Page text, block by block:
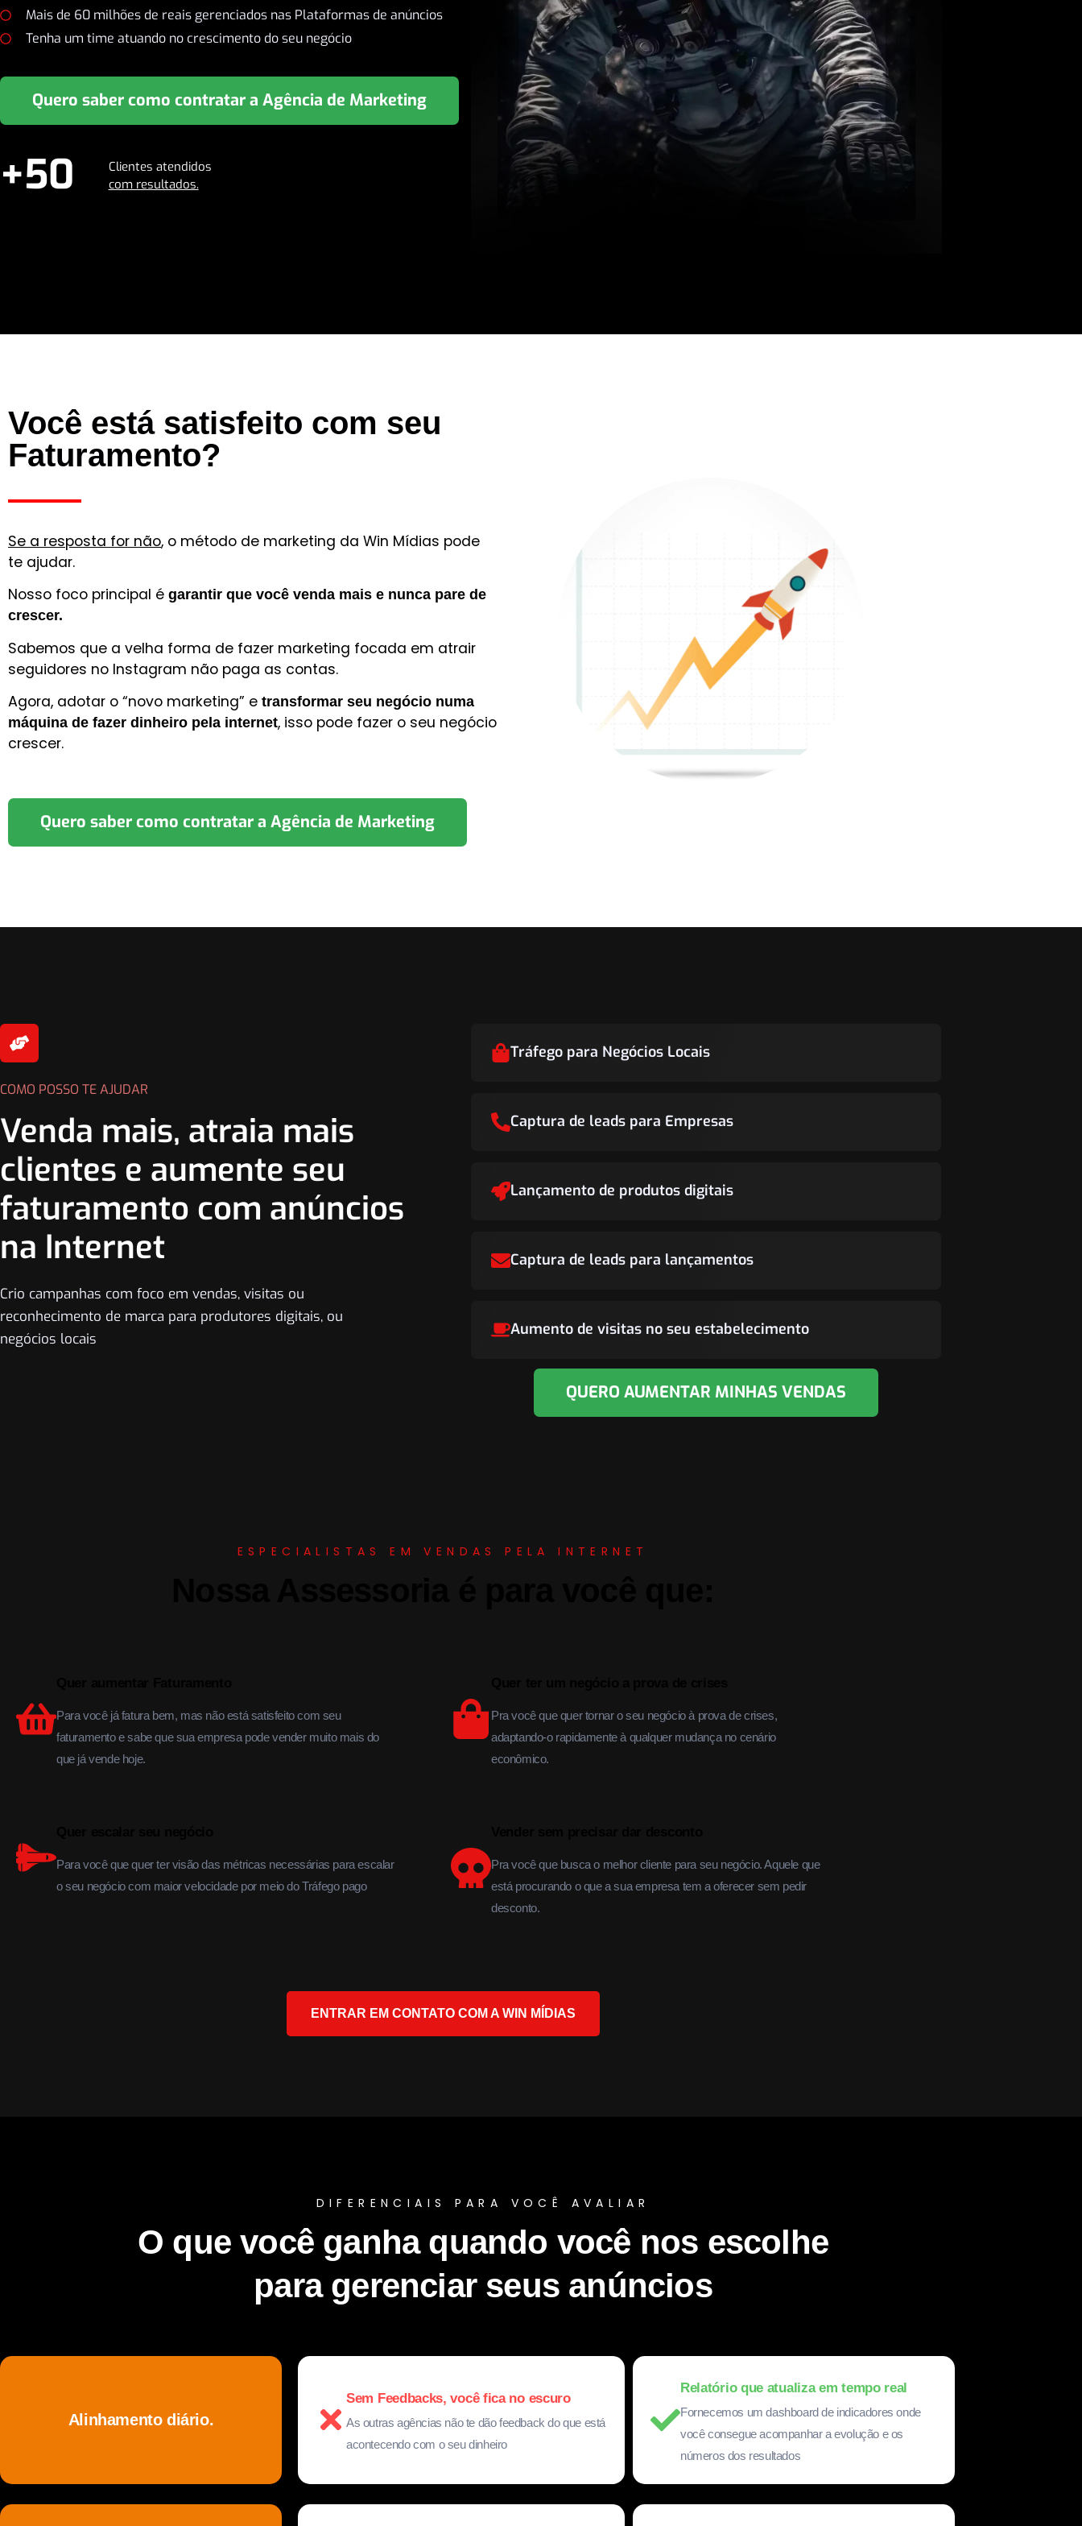
Mais de 60 milhões de reais gerenciados nas Plataformas de anúncios
Tenha um time atuando no crescimento do seu negócio
Quero saber como contratar a Agência de Marketing
+50
Clientes atendidos
com resultados.
Você está satisfeito com seu
Faturamento?
Se a resposta for não, o método de marketing da Win Mídias pode
te ajudar.
Nosso foco principal é garantir que você venda mais e nunca pare de
crescer.
Sabemos que a velha forma de fazer marketing focada em atrair
seguidores no Instagram não paga as contas.
Agora, adotar o “novo marketing” e transformar seu negócio numa
máquina de fazer dinheiro pela internet, isso pode fazer o seu negócio
crescer.
Quero saber como contratar a Agência de Marketing
COMO POSSO TE AJUDAR
Venda mais, atraia mais
clientes e aumente seu
faturamento com anúncios
na Internet
Crio campanhas com foco em vendas, visitas ou
reconhecimento de marca para produtores digitais, ou
negócios locais
Tráfego para Negócios Locais
Captura de leads para Empresas
Lançamento de produtos digitais
Captura de leads para lançamentos
Aumento de visitas no seu estabelecimento
QUERO AUMENTAR MINHAS VENDAS
ESPECIALISTAS EM VENDAS PELA INTERNET
Para você já fatura bem, mas não está satisfeito com seu
faturamento e sabe que sua empresa pode vender muito mais do
que já vende hoje.
Pra você que quer tornar o seu negócio à prova de crises,
adaptando-o rapidamente à qualquer mudança no cenário
econômico.
Para você que quer ter visão das métricas necessárias para escalar
o seu negócio com maior velocidade por meio do Tráfego pago
Pra você que busca o melhor cliente para seu negócio. Aquele que
está procurando o que a sua empresa tem a oferecer sem pedir
desconto.
ENTRAR EM CONTATO COM A WIN MÍDIAS
DIFERENCIAIS PARA VOCÊ AVALIAR
O que você ganha quando você nos escolhe
para gerenciar seus anúncios
Alinhamento diário.
Sem Feedbacks, você fica no escuro
As outras agências não te dão feedback do que está
acontecendo com o seu dinheiro
Relatório que atualiza em tempo real
Fornecemos um dashboard de indicadores onde
você consegue acompanhar a evolução e os
números dos resultados